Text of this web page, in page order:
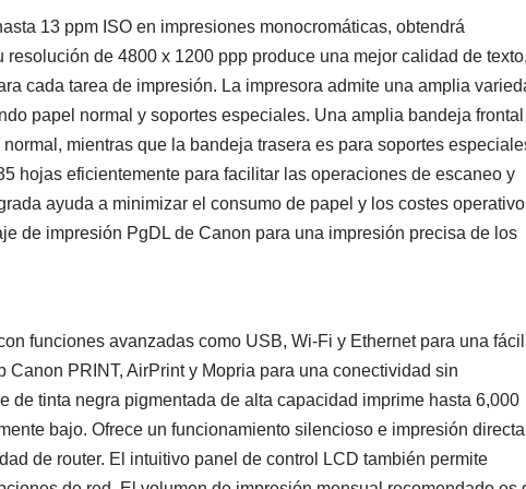
13 ppm ISO en impresiones monocromáticas, obtendrá
de 4800 x 1200 ppp produce una mejor calidad de texto,
cada tarea de impresión. La impresora admite una amplia
papel normal y soportes especiales. Una amplia bandeja frontal
mientras que la bandeja trasera es para soportes
hojas eficientemente para facilitar las operaciones de escaneo y
ayuda a minimizar el consumo de papel y los costes
de impresión PgDL de Canon para una impresión precisa de los
funciones avanzadas como USB, Wi-Fi y Ethernet para una fácil
PRINT, AirPrint y Mopria para una conectividad sin
de tinta negra pigmentada de alta capacidad imprime hasta 6,000
bajo. Ofrece un funcionamiento silencioso e impresión directa
de router. El intuitivo panel de control LCD también permite